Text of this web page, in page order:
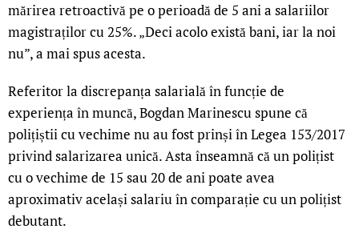
mărirea retroactivă pe o perioadă de 5 ani a salariilor
magistraților cu 25%. „Deci acolo există bani, iar la noi
nu”, a mai spus acesta.
Referitor la discrepanța salarială în funcție de
experiența în muncă, Bogdan Marinescu spune că
polițiștii cu vechime nu au fost prinși în Legea 153/2017
privind salarizarea unică. Asta înseamnă că un polițist
cu o vechime de 15 sau 20 de ani poate avea
aproximativ același salariu în comparație cu un polițist
debutant.